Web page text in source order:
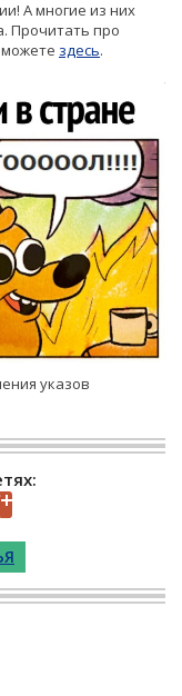
А многие из них
Прочитать про
здесь.
указов